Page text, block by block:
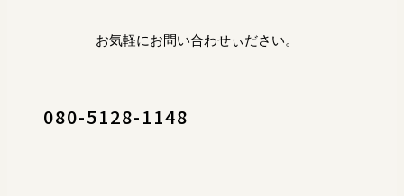
お気軽にお問い合わせぃださい。
080-5128-1148